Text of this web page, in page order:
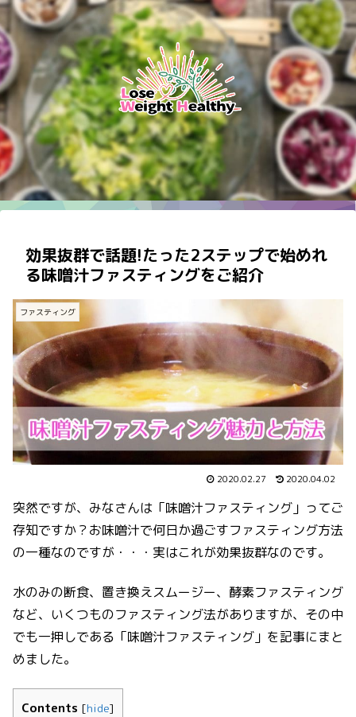
効果抜群で話題!たった2ステップで始めれ
る味噌汁ファスティングをご紹介
ファスティング
2020.02.27 2020.04.02
突然ですが、みなさんは「味噌汁ファスティング」ってご
存知ですか？お味噌汁で何日か過ごすファスティング方法
の一種なのですが・・・実はこれが効果抜群なのです。
水のみの断食、置き換えスムージー、酵素ファスティング
など、いくつものファスティング法がありますが、その中
でも一押しである「味噌汁ファスティング」を記事にまと
めました。
Contents [hide]